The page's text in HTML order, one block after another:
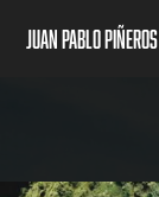
Juan Pablo Piñeros